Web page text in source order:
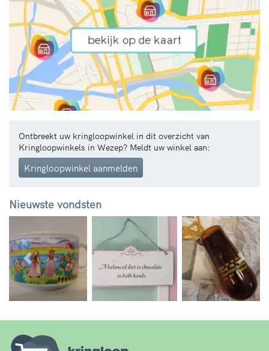
Ontbreekt uw kringloopwinkel in dit overzicht van
Kringloopwinkels in Wezep? Meldt uw winkel aan:
Kringloopwinkel aanmelden
Nieuwste vondsten
Vorige